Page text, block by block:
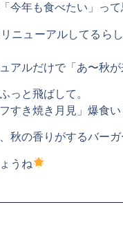
今年も食べたい」っ
ニューアルしてるら
アルだけで「あ〜秋
っと飛ばして。
すき焼き月見」爆食
秋の香りがするバーガ
うね